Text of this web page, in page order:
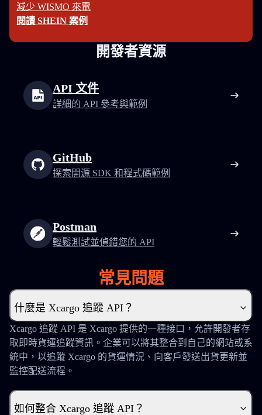
減少 WISMO 來電
閱讀 SHEIN 案例
開發者資源
API 文件
詳細的 API 參考與範例
GitHub
探索開源 SDK 和程式碼範例
Postman
輕鬆測試並偵錯您的 API
常見問題
什麼是 Xcargo 追蹤 API？
Xcargo 追蹤 API 是 Xcargo 提供的一種接口，允許開發者存
取即時貨運追蹤資訊。企業可以將其整合到自己的網站或系
統中，以追蹤 Xcargo 的貨運情況、向客戶發送出貨更新並
監控配送流程。
如何整合 Xcargo 追蹤 API？